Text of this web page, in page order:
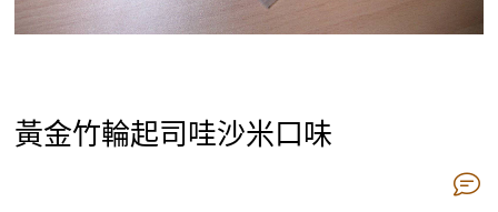
黃金竹輪起司哇沙米口味